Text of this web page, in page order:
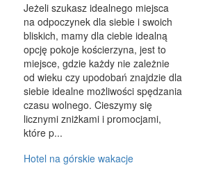
Jeżeli szukasz idealnego miejsca
na odpoczynek dla siebie i swoich
bliskich, mamy dla ciebie idealną
opcję pokoje kościerzyna, jest to
miejsce, gdzie każdy nie zależnie
od wieku czy upodobań znajdzie dla
siebie idealne możliwości spędzania
czasu wolnego. Cieszymy się
licznymi zniżkami i promocjami,
które p...
Hotel na górskie wakacje